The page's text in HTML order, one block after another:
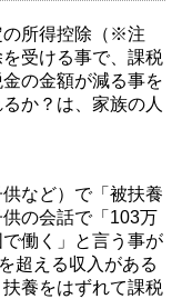
所得控除（※注
受ける事で、課税
の金額が減る事を
か？は、家族の人
など）で「被扶養
の会話で「103万
働く」と言う事が
超える収入がある
養をはずれて課税